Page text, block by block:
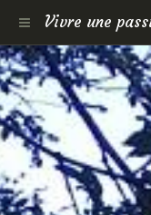
Vivre une